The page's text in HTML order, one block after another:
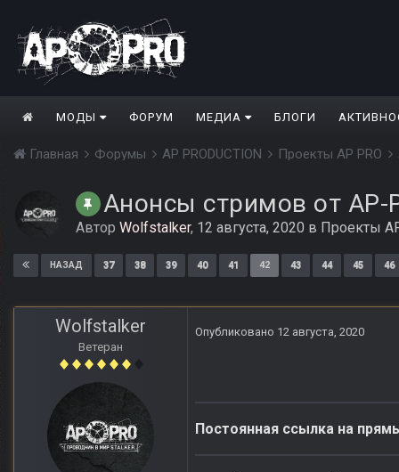
МОДЫ ФОРУМ МЕДИА БЛОГИ
Главная Форумы AP PRODUCTION Проекты AP PRO
Анонсы стримов от AP-
Автор Wolfstalker, 12 августа, 2020 в Проекты
НАЗАД 37 38 39 40 41 42 43 44 45 46
Wolfstalker
Ветеран
Опубликовано 12 августа, 2020
Постоянная ссылка на